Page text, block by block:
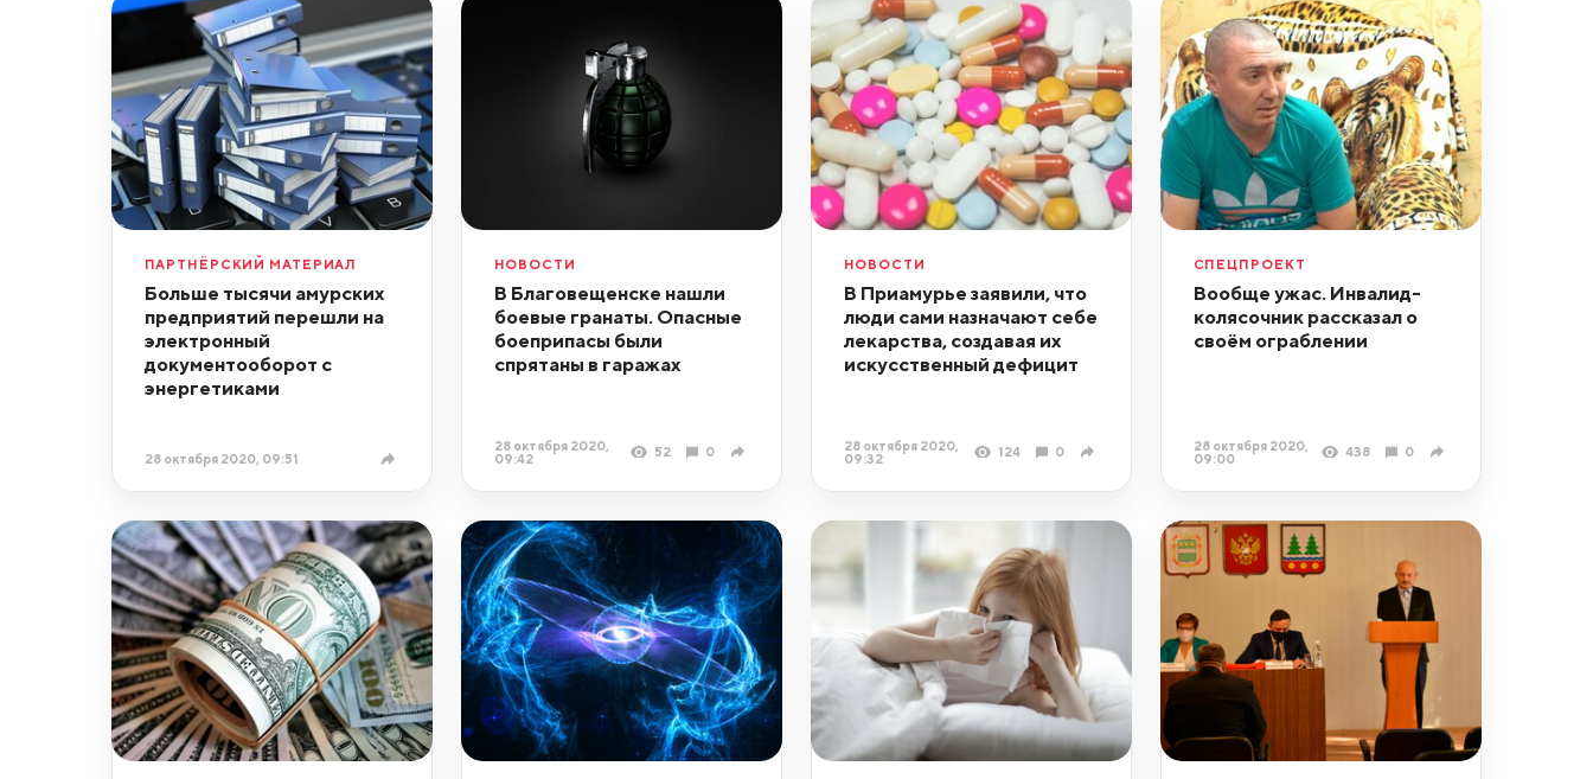
ПАРТНЁРСКИЙ МАТЕРИАЛ
Больше тысячи амурских
предприятий перешли на
электронный
документооборот с
энергетиками
28 октября 2020, 09:51
НОВОСТИ
В Благовещенске нашли
боевые гранаты. Опасные
боеприпасы были
спрятаны в гаражах
28 октября 2020,
09:42
52 0
НОВОСТИ
В Приамурье заявили, что
люди сами назначают себе
лекарства, создавая их
искусственный дефицит
28 октября 2020,
09:32
124 0
СПЕЦПРОЕКТ
Вообще ужас. Инвалид-
колясочник рассказал о
своём ограблении
28 октября 2020,
09:00
438 0